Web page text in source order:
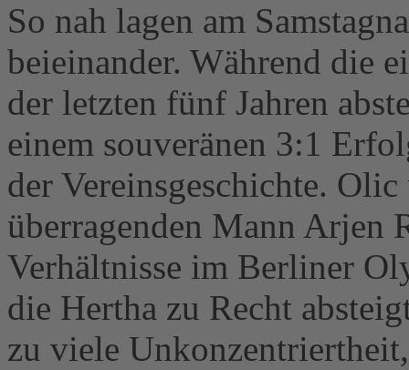
So nah lagen am
beieinander. Während die
der letzten fünf Jahren
einem souveränen 3:1
der Vereinsgeschichte.
überragenden Mann Arjen
Verhältnisse im Berliner
die Hertha zu Recht
zu viele